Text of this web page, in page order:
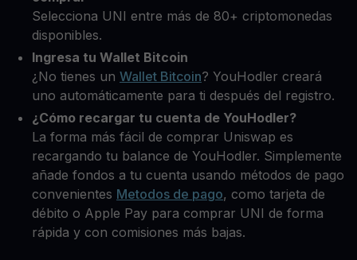
Selecciona UNI entre más de 80+ criptomonedas
disponibles.
Ingresa tu Wallet Bitcoin
¿No tienes un Wallet Bitcoin? YouHodler creará
uno automáticamente para ti después del registro.
¿Cómo recargar tu cuenta de YouHodler?
La forma más fácil de comprar Uniswap es
recargando tu balance de YouHodler. Simplemente
añade fondos a tu cuenta usando métodos de pago
convenientes Metodos de pago, como tarjeta de
débito o Apple Pay para comprar UNI de forma
rápida y con comisiones más bajas.